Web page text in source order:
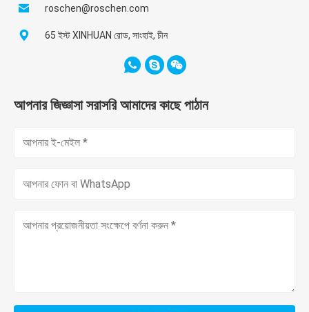
roschen@roschen.com
65 ইস্ট XINHUAN রোড, সাংহাই, চীন
আপনার জিজ্ঞাসা সরাসরি আমাদের কাছে পাঠান